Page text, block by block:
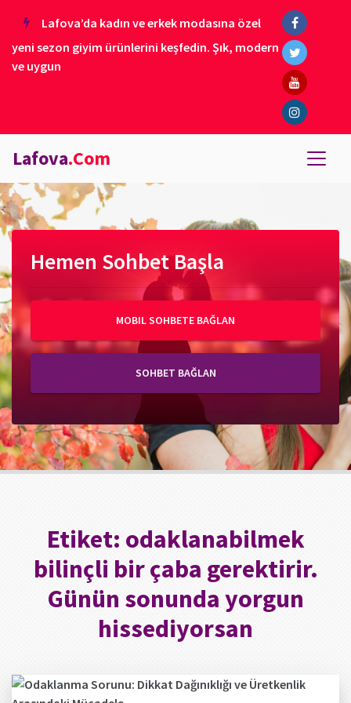
Lafova’da kadın ve erkek modasına özel
yeni sezon giyim ürünlerini keşfedin. Şık, modern
ve uygun
Lafova.Com
Hemen Sohbet Başla
MOBIL SOHBETE BAĞLAN
SOHBET BAĞLAN
Etiket: odaklanabilmek
bilinçli bir çaba gerektirir.
Günün sonunda yorgun
hissediyorsan